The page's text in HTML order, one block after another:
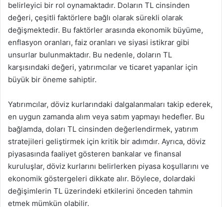
belirleyici bir rol oynamaktadır. Doların TL cinsinden
değeri, çeşitli faktörlere bağlı olarak sürekli olarak
değişmektedir. Bu faktörler arasında ekonomik büyüme,
enflasyon oranları, faiz oranları ve siyasi istikrar gibi
unsurlar bulunmaktadır. Bu nedenle, doların TL
karşısındaki değeri, yatırımcılar ve ticaret yapanlar için
büyük bir öneme sahiptir.
Yatırımcılar, döviz kurlarındaki dalgalanmaları takip ederek,
en uygun zamanda alım veya satım yapmayı hedefler. Bu
bağlamda, doları TL cinsinden değerlendirmek, yatırım
stratejileri geliştirmek için kritik bir adımdır. Ayrıca, döviz
piyasasında faaliyet gösteren bankalar ve finansal
kuruluşlar, döviz kurlarını belirlerken piyasa koşullarını ve
ekonomik göstergeleri dikkate alır. Böylece, dolardaki
değişimlerin TL üzerindeki etkilerini önceden tahmin
etmek mümkün olabilir.